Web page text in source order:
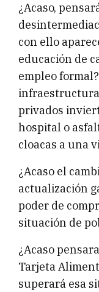
¿Acaso,
con ello
educación de
empleo
infraestructura
privados
hospital o
cloacas a una
¿Acaso el
actualización
poder de
situación de
¿Acaso
Tarjeta
superará esa